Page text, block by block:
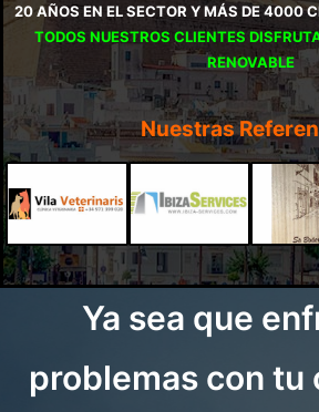
20 AÑOS EN EL SECTOR Y MÁS DE 4000
TODOS NUESTROS CLIENTES
RENOVABLE
Nuestras
Ya sea que
problemas con tu